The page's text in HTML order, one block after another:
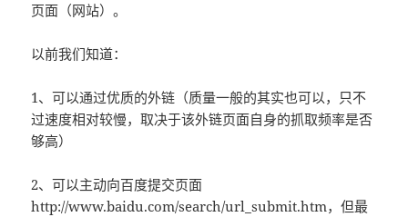
页面（网站）。
以前我们知道：
1、可以通过优质的外链（质量一般的其实也可以，只不
过速度相对较慢，取决于该外链页面自身的抓取频率是否
够高）
2、可以主动向百度提交页面
http://www.baidu.com/search/url_submit.htm，但最